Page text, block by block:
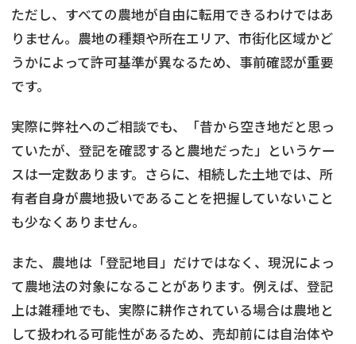
ただし、すべての農地が自由に転用できるわけではあ
りません。農地の種類や所在エリア、市街化区域かど
うかによって許可基準が異なるため、事前確認が重要
です。
実際に弊社へのご相談でも、「昔から空き地だと思っ
ていたが、登記を確認すると農地だった」というケー
スは一定数あります。さらに、相続した土地では、所
有者自身が農地扱いであることを把握していないこと
も少なくありません。
また、農地は「登記地目」だけではなく、現況によっ
て農地法の対象になることがあります。例えば、登記
上は雑種地でも、実際に耕作されている場合は農地と
して扱われる可能性があるため、売却前には自治体や